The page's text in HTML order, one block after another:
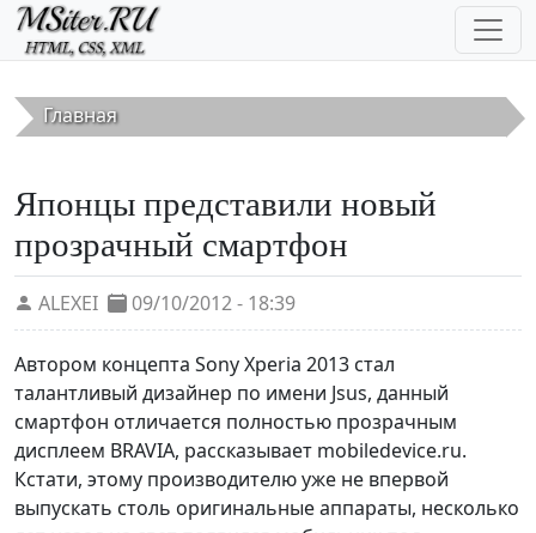
Перейти к основному содержанию
Главная
Японцы представили новый
прозрачный смартфон
ALEXEI 09/10/2012 - 18:39
Автором концепта Sony Xperia 2013 стал
талантливый дизайнер по имени Jsus, данный
смартфон отличается полностью прозрачным
дисплеем BRAVIA, рассказывает mobiledevice.ru.
Кстати, этому производителю уже не впервой
выпускать столь оригинальные аппараты, несколько